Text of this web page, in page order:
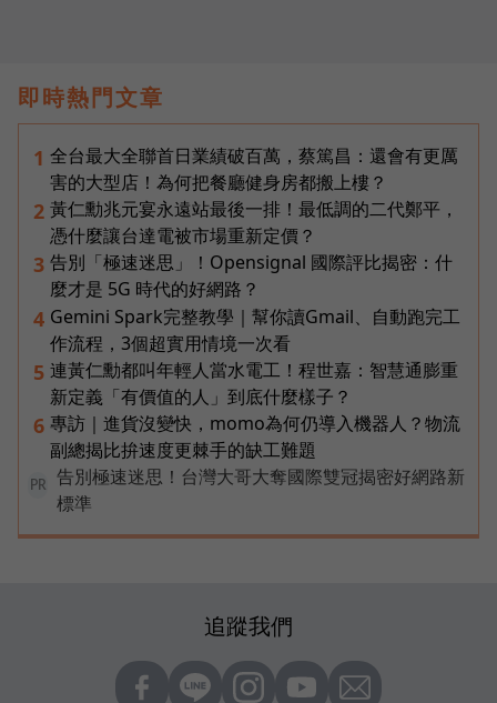
即時熱門文章
1 全台最大全聯首日業績破百萬，蔡篤昌：還會有更厲
害的大型店！為何把餐廳健身房都搬上樓？
2 黃仁勳兆元宴永遠站最後一排！最低調的二代鄭平，
憑什麼讓台達電被市場重新定價？
3 告別「極速迷思」！Opensignal 國際評比揭密：什
麼才是 5G 時代的好網路？
4 Gemini Spark完整教學｜幫你讀Gmail、自動跑完工
作流程，3個超實用情境一次看
5 連黃仁勳都叫年輕人當水電工！程世嘉：智慧通膨重
新定義「有價值的人」到底什麼樣子？
6 專訪｜進貨沒變快，momo為何仍導入機器人？物流
副總揭比拚速度更棘手的缺工難題
PR
告別極速迷思！台灣大哥大奪國際雙冠揭密好網路新
標準
追蹤我們